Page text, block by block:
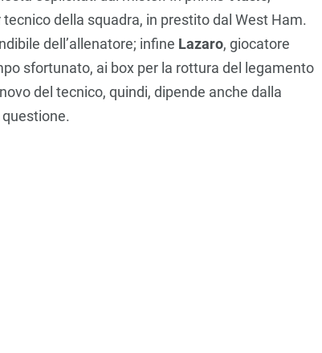
della squadra, in prestito dal West Ham.
dell’allenatore; infine Lazaro, giocatore
sfortunato, ai box per la rottura del legamento
del tecnico, quindi, dipende anche dalla